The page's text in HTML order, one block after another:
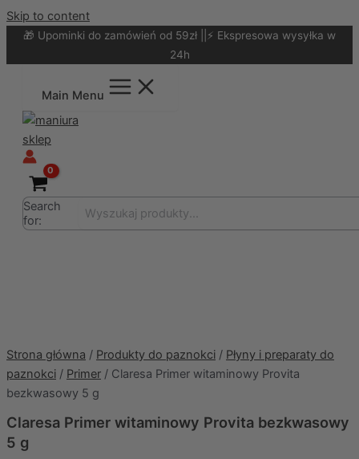
Skip to content
🎁 Upominki do zamówień od 59zł ||⚡ Ekspresowa wysyłka w
24h
Main Menu
Search
for:
Strona główna / Produkty do paznokci / Płyny i preparaty do
paznokci / Primer / Claresa Primer witaminowy Provita
bezkwasowy 5 g
Claresa Primer witaminowy Provita bezkwasowy
5 g